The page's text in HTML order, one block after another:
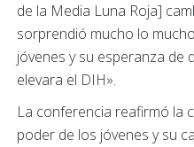
de la Media Luna Roja]
sorprendió mucho lo
jóvenes y su esperanza de
elevara el DIH».
La conferencia reafirmó la
poder de los jóvenes y su